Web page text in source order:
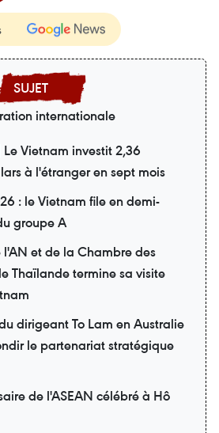
internationale
Le Vietnam investit 2,36
à l'étranger en sept mois
: le Vietnam file en demi-
groupe A
l'AN et de la Chambre des
Thaïlande termine sa visite
dirigeant To Lam en Australie
le partenariat stratégique
de l'ASEAN célébré à Hô